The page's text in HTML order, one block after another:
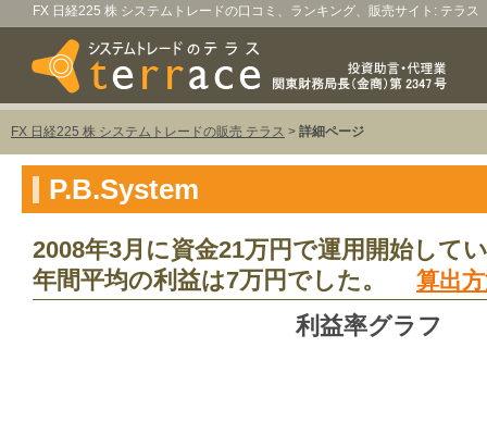
FX 日経225 株 システムトレードの口コミ、ランキング、販売サイト: テラス
FX 日経225 株 システムトレードの販売 テラス > 詳細ページ
P.B.System
2008年3月に資金21万円で運用開始して
年間平均の利益は7万円でした。 算出
利益率グラフ